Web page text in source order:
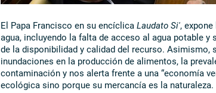
El Papa Francisco en su encíclica Laudato Si',
agua, incluyendo la falta de acceso al agua potable
de la disponibilidad y calidad del recurso. Asimismo,
inundaciones en la producción de alimentos, la
contaminación y nos alerta frente a una “economía
ecológica sino porque su mercancía es la naturaleza.